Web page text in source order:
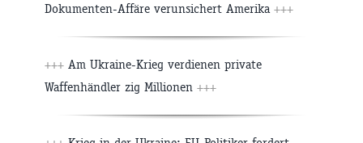
Dokumenten-Affäre verunsichert Amerika +++
+++ Am Ukraine-Krieg verdienen private
Waffenhändler zig Millionen +++